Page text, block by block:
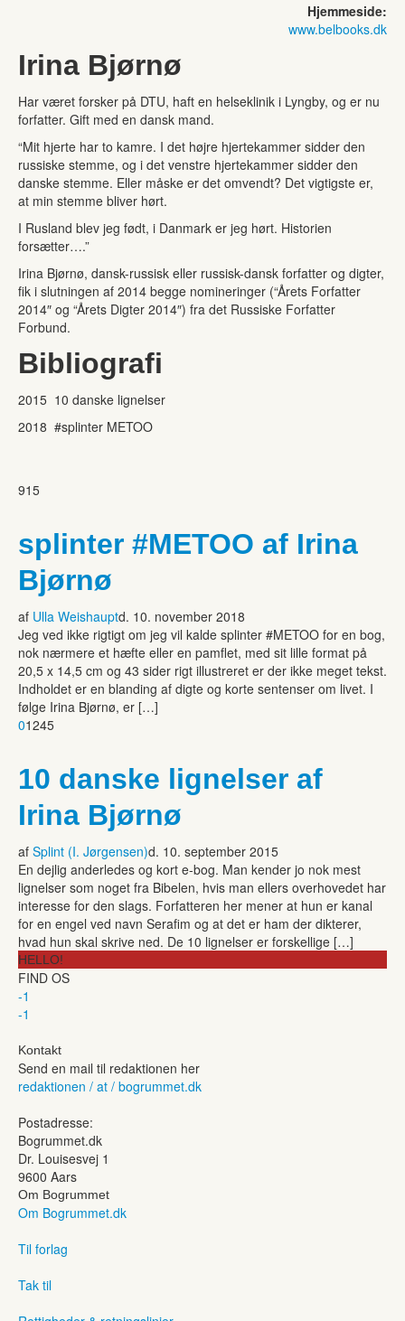
Hjemmeside:
www.belbooks.dk
Irina Bjørnø
Har været forsker på DTU, haft en helseklinik i Lyngby, og er nu
forfatter. Gift med en dansk mand.
“Mit hjerte har to kamre. I det højre hjertekammer sidder den
russiske stemme, og i det venstre hjertekammer sidder den
danske stemme. Eller måske er det omvendt? Det vigtigste er,
at min stemme bliver hørt.
I Rusland blev jeg født, i Danmark er jeg hørt. Historien
forsætter….”
Irina Bjørnø, dansk-russisk eller russisk-dansk forfatter og digter,
fik i slutningen af 2014 begge nomineringer (“Årets Forfatter
2014″ og “Årets Digter 2014″) fra det Russiske Forfatter
Forbund.
Bibliografi
2015 10 danske lignelser
2018 #splinter METOO
915
splinter #METOO af Irina
Bjørnø
af Ulla Weishauptd. 10. november 2018
Jeg ved ikke rigtigt om jeg vil kalde splinter #METOO for en bog,
nok nærmere et hæfte eller en pamflet, med sit lille format på
20,5 x 14,5 cm og 43 sider rigt illustreret er der ikke meget tekst.
Indholdet er en blanding af digte og korte sentenser om livet. I
følge Irina Bjørnø, er […]
01245
10 danske lignelser af
Irina Bjørnø
af Splint (I. Jørgensen)d. 10. september 2015
En dejlig anderledes og kort e-bog. Man kender jo nok mest
lignelser som noget fra Bibelen, hvis man ellers overhovedet har
interesse for den slags. Forfatteren her mener at hun er kanal
for en engel ved navn Serafim og at det er ham der dikterer,
hvad hun skal skrive ned. De 10 lignelser er forskellige […]
HELLO!
FIND OS
-1
-1
Kontakt
Send en mail til redaktionen her
redaktionen / at / bogrummet.dk
Postadresse:
Bogrummet.dk
Dr. Louisesvej 1
9600 Aars
Om Bogrummet
Om Bogrummet.dk
Til forlag
Tak til